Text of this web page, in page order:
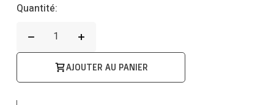
Quantité:
AJOUTER AU PANIER